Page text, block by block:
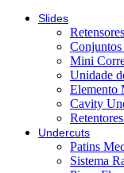
Slides
Retensores
Conjuntos
Mini
Unidade
Elemento
Cavity
Undercuts
Patins
Sistema